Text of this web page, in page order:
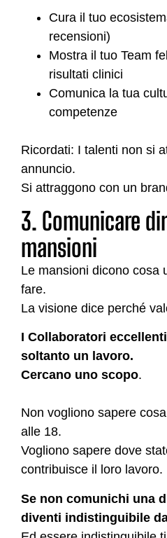
Cura il tuo
recensioni)
Mostra il tuo Team
risultati clinici
Comunica la tua
competenze
Ricordati: I talenti non si
annuncio.
Si attraggono con un
3. Comunicare
mansioni
Le mansioni dicono cosa
fare.
La visione dice perché
I Collaboratori
soltanto un lavoro.
Cercano uno scopo.
Non vogliono sapere
alle 18.
Vogliono sapere dove
contribuisce il loro lavoro.
Se non comunichi una
diventi indistinguibile